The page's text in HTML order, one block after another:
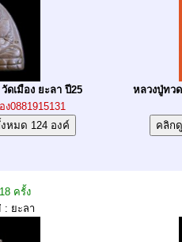
ดเมือง ยะลา ปี25
0881915131
หลวงปู่ทว
ครั้ง
: ยะลา